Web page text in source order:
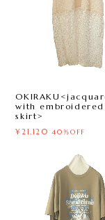
with
skirt>
¥21,120 40%OFF